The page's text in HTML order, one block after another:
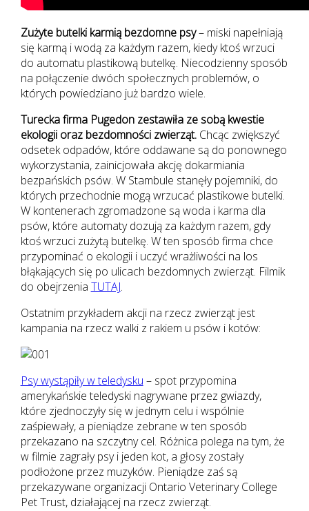
Zużyte butelki karmią bezdomne psy– miski napełniają
się karmą i wodą za każdym razem, kiedy ktoś wrzuci
do automatu plastikową butelkę. Niecodzienny sposób
na połączenie dwóch społecznych problemów, o
których powiedziano już bardzo wiele.
Turecka firma Pugedon zestawiła ze sobą kwestie
ekologii oraz bezdomności zwierząt.Chcąc zwiększyć
odsetek odpadów, które oddawane są do ponownego
wykorzystania, zainicjowała akcję dokarmiania
bezpańskich psów. W Stambule stanęły pojemniki, do
których przechodnie mogą wrzucać plastikowe butelki.
W kontenerach zgromadzone są woda i karma dla
psów, które automaty dozują za każdym razem, gdy
ktoś wrzuci zużytą butelkę. W ten sposób firma chce
przypominać o ekologii i uczyć wrażliwości na los
błąkających się po ulicach bezdomnych zwierząt. Filmik
do obejrzenia TUTAJ.
Ostatnim przykładem akcji na rzecz zwierząt jest
kampania na rzecz walki z rakiem u psów i kotów:
Psy wystąpiły w teledysku – spot przypomina
amerykańskie teledyski nagrywane przez gwiazdy,
które zjednoczyły się w jednym celu i wspólnie
zaśpiewały, a pieniądze zebrane w ten sposób
przekazano na szczytny cel. Różnica polega na tym, że
w filmie zagrały psy i jeden kot, a głosy zostały
podłożone przez muzyków. Pieniądze zaś są
przekazywane organizacji Ontario Veterinary College
Pet Trust, działającej na rzecz zwierząt.